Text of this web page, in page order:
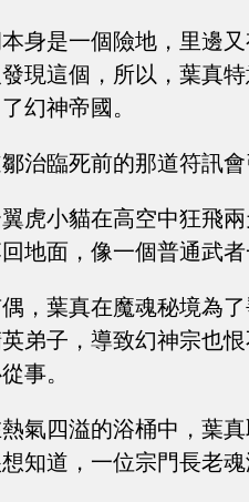
身是一個險地，里邊
現這個，所以，葉真
幻神帝國。
治臨死前的那道符訊
虎小貓在高空中狂飛
地面，像一個普通武
，葉真在魔魂秘境為
弟子，導致幻神宗也
事。
熱氣四溢的浴桶中，葉
知道，一位宗門長老